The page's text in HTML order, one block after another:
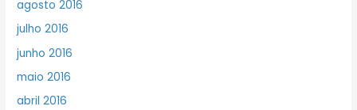
agosto 2016
julho 2016
junho 2016
maio 2016
abril 2016